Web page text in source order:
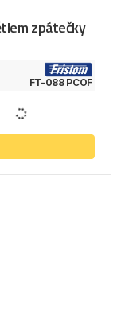
zpátečky
FT-088 PCOF